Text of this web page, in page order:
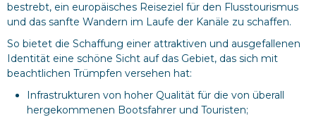
bestrebt, ein europäisches Reiseziel für den Flusstourismus
und das sanfte Wandern im Laufe der Kanäle zu schaffen.
So bietet die Schaffung einer attraktiven und ausgefallenen
Identität eine schöne Sicht auf das Gebiet, das sich mit
beachtlichen Trümpfen versehen hat:
Infrastrukturen von hoher Qualität für die von überall
hergekommenen Bootsfahrer und Touristen;